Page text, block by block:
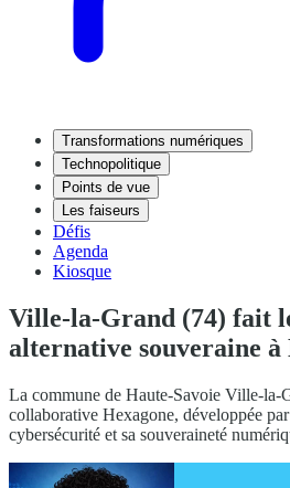
Transformations numériques
Technopolitique
Points de vue
Les faiseurs
Défis
Agenda
Kiosque
Ville-la-Grand (74) fait
alternative souveraine
La commune de Haute-Savoie Ville-la-
collaborative Hexagone, développée
cybersécurité et sa souveraineté